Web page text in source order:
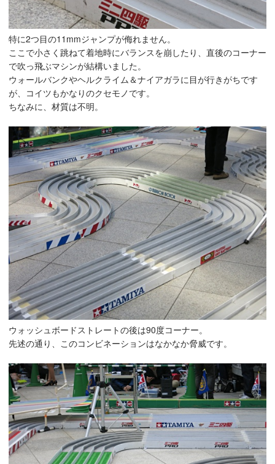
特に2つ目の11mmジャンプが侮れません。
ここで小さく跳ねて着地時にバランスを崩したり、直後のコーナー
で吹っ飛ぶマシンが結構いました。
ウォールバンクやヘルクライム＆ナイアガラに目が行きがちです
が、コイツもかなりのクセモノです。
ちなみに、材質は不明。
ウォッシュボードストレートの後は90度コーナー。
先述の通り、このコンビネーションはなかなか脅威です。